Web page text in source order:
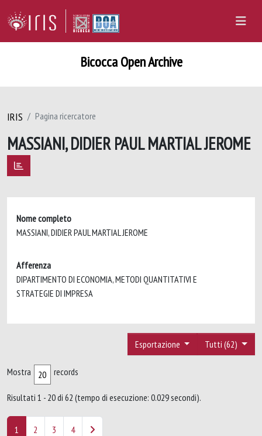
Bicocca Open Archive
IRIS Pagina ricercatore
MASSIANI, DIDIER PAUL MARTIAL JEROME
Nome completo
MASSIANI, DIDIER PAUL MARTIAL JEROME
Afferenza
DIPARTIMENTO DI ECONOMIA, METODI QUANTITATIVI E
STRATEGIE DI IMPRESA
Tutti (62)
Esportazione
Mostra records
Risultati 1 - 20 di 62 (tempo di esecuzione: 0.029 secondi).
1 2 3 4